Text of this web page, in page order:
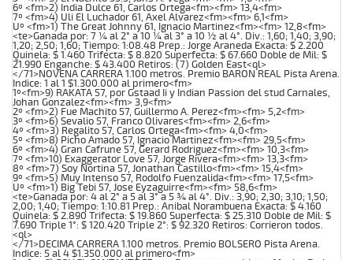
6º <fm>2) India Dulce 61, Carlos Ortega<fm><fm> 13,4<fm>
7º <fm>4) Uli El Luchador 61, Axel Alvarez<fm><fm> 6,1<fm>
Uº <fm>1) The Great Johnny 61, Ignacio Martinez<fm><fm> 12,8<fm>
<te>Ganada por: 7 ¼ al 2° a 10 ¼ al 3° a 10 ½ al 4°. Div.: 1,60; 1,40; 3,90;
1,20; 2,50; 1,60; Tiempo: 1:08.48 Prep.: Jorge Araneda Exacta: $ 2.200
Quinela: $ 1.460 Trifecta: $ 8.820 Superfecta: $ 67.660 Doble de Mil: $
21.990 Enganche: $ 43.400 Retiros: (7) Golden East<ql>
</71>NOVENA CARRERA 1.100 metros. Premio BARON REAL Pista Arena.
Indice: 1 al 1 $1.300.000 al primero<fm>
1º<fm>9) RAKATA 57, por Gstaad Ii y Indian Passion del stud Carnales,
Johan Gonzalez<fm><fm> 3,9<fm>
2º <fm>2) Fue Machito 57, Guillermo A. Perez<fm><fm> 5,2<fm>
3º <fm>6) Sevalio 57, Franco Olivares<fm><fm> 2,6<fm>
4º <fm>3) Regalito 57, Carlos Ortega<fm><fm> 4,0<fm>
5º <fm>8) Picho Amado 57, Ignacio Martinez<fm><fm> 29,5<fm>
6º <fm>4) Gran Cafrune 57, Gerard Rodriguez<fm><fm> 10,3<fm>
7º <fm>10) Exaggerator Love 57, Jorge Rivera<fm><fm> 13,3<fm>
8º <fm>7) Soy Nortina 57, Jonathan Castillo<fm><fm> 15,4<fm>
9º <fm>5) Muy Intenso 57, Rodolfo Fuenzalida<fm><fm> 17,5<fm>
Uº <fm>1) Big Tebi 57, Jose Eyzaguirre<fm><fm> 58,6<fm>
<te>Ganada por: 4 al 2° a 5 al 3° a 5 ¾ al 4°. Div.: 3,90; 2,30; 3,10; 1,50;
2,00; 1,40; Tiempo: 1:10.81 Prep.: Anibal Norambuena Exacta: $ 4.160
Quinela: $ 2.890 Trifecta: $ 19.860 Superfecta: $ 25.310 Doble de Mil: $
7.690 Triple 1°: $ 120.420 Triple 2°: $ 92.320 Retiros: Corrieron todos.
<ql>
</71>DECIMA CARRERA 1.100 metros. Premio BOLSERO Pista Arena.
Indice: 5 al 4 $1.350.000 al primero<fm>